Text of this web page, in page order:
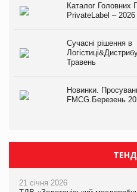
Каталог Головних
PrivateLabel – 2026
Сучасні рішення в
Травень
Новинки.
FMCG.Березень
21 січня 2026